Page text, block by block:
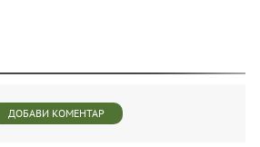
ДОБАВИ КОМЕНТАР